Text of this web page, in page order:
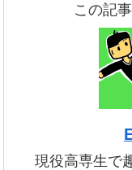
この記
現役高専生で